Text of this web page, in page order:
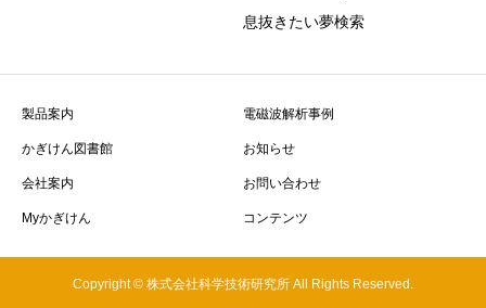
息抜きたい夢検索
製品案内 電磁波解析事例
かぎけん図書館 お知らせ
会社案内 お問い合わせ
Myかぎけん コンテンツ
Copyright © 株式会社科学技術研究所 All Rights Reserved.